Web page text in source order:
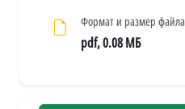
Формат и размер файла
pdf, 0.08 МБ